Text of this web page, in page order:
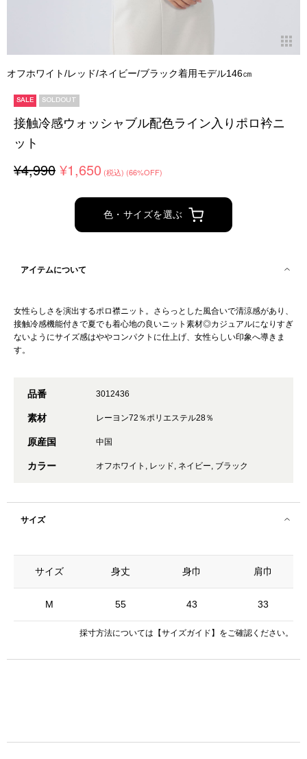
オフホワイト/レッド/ネイビー/ブラック着用モデル146㎝
SALE SOLDOUT
接触冷感ウォッシャブル配色ライン入りポロ衿ニ
ット
¥4,990 ¥1,650 (税込) (66%OFF)
色・サイズを選ぶ
アイテムについて
女性らしさを演出するポロ襟ニット。さらっとした風合いで清涼感があり、
接触冷感機能付きで夏でも着心地の良いニット素材◎カジュアルになりすぎ
ないようにサイズ感はややコンパクトに仕上げ、女性らしい印象へ導きま
す。
品番 3012436
素材 レーヨン72％ポリエステル28％
原産国 中国
カラー オフホワイト, レッド, ネイビー, ブラック
サイズ
サイズ
M
身丈 身巾 肩巾
55 43 33
採寸方法については 【サイズガイド】 をご確認ください。